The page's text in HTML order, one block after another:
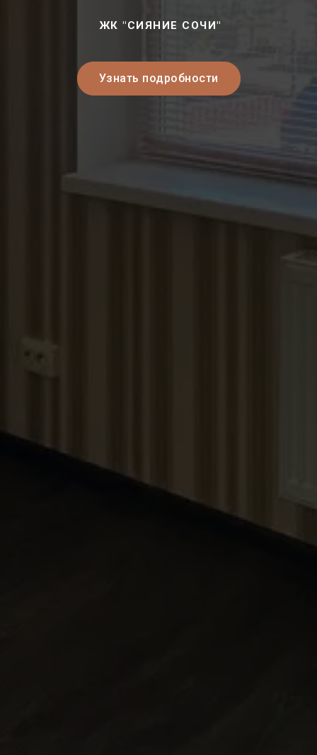
ЖК "СИЯНИЕ СОЧИ"
Узнать подробности